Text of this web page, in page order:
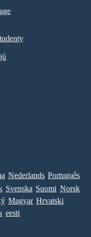
Nederlands Português
Svenska Suomi Norsk
Magyar Hrvatski
eesti